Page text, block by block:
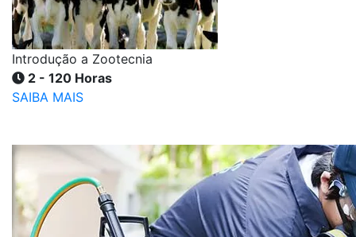
Introdução a Zootecnia
2 - 120 Horas
SAIBA MAIS